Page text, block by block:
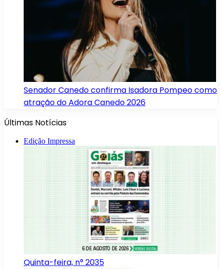
Senador Canedo confirma Isadora Pompeo como
atração do Adora Canedo 2026
Últimas Notícias
Edição Impressa
Quinta-feira, n° 2035